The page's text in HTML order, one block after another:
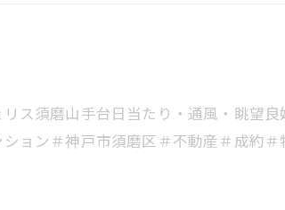
ス須磨山手台日当たり・通風・眺望
ョン＃神戸市須磨区＃不動産＃成約＃